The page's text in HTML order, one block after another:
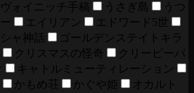
ヴォイニッチ手稿 うさぎ島
うつ
エイリアン
エドワード5世
ャ神話
ゴールデンステイトキラ
クリスマスの怪奇
クリーピーパ
キャトルミューティレーション
かもめ荘 かぐや姫
オカルト